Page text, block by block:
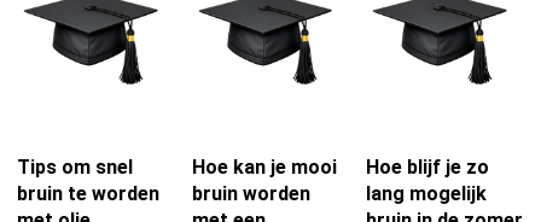
Tips om snel
bruin te worden
Hoe kan je mooi
bruin worden
Hoe blijf je zo
lang mogelijk